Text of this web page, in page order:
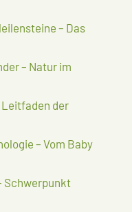
– Das
– Natur im
Leitfaden der
– Vom Baby
Schwerpunkt